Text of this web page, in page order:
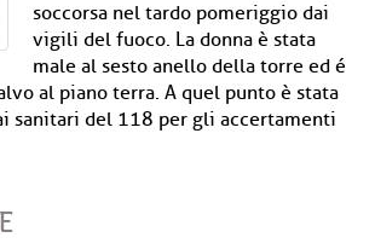
soccorsa nel tardo pomeriggio dai
vigili del fuoco. La donna è stata
male al sesto anello della torre ed é
al piano terra. A quel punto è stata
sanitari del 118 per gli accertamenti